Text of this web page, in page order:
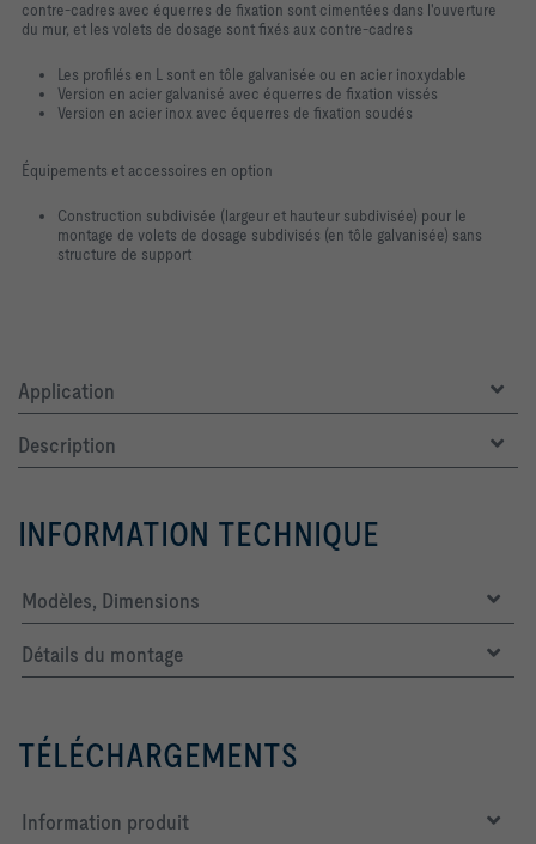
contre-cadres avec équerres de fixation sont cimentées dans l'ouverture
du mur, et les volets de dosage sont fixés aux contre-cadres
Les profilés en L sont en tôle galvanisée ou en acier inoxydable
Version en acier galvanisé avec équerres de fixation vissés
Version en acier inox avec équerres de fixation soudés
Équipements et accessoires en option
Construction subdivisée (largeur et hauteur subdivisée) pour le
montage de volets de dosage subdivisés (en tôle galvanisée) sans
structure de support
Application
Description
INFORMATION TECHNIQUE
Modèles, Dimensions
Détails du montage
TÉLÉCHARGEMENTS
Information produit